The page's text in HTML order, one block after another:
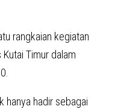
rangkaian kegiatan
Timur dalam
hanya hadir sebagai